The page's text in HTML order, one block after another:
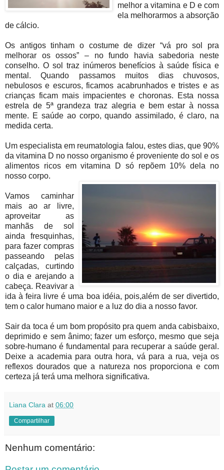
melhor a vitamina e D e com
ela melhorarmos a absorção
de cálcio.
Os antigos tinham o costume de dizer “vá pro sol pra
melhorar os ossos” – no fundo havia sabedoria neste
conselho. O sol traz inúmeros benefícios à saúde física e
mental. Quando passamos muitos dias chuvosos,
nebulosos e escuros, ficamos acabrunhados e tristes e as
crianças ficam mais impacientes e choronas. Esta nossa
estrela de 5ª grandeza traz alegria e bem estar à nossa
mente. E saúde ao corpo, quando assimilado, é claro, na
medida certa.
Um especialista em reumatologia falou, estes dias, que 90%
da vitamina D no nosso organismo é proveniente do sol e os
alimentos ricos em vitamina D só repõem 10% dela no
nosso corpo.
Vamos caminhar
mais ao ar livre,
aproveitar as
manhãs de sol
ainda fresquinhas,
para fazer compras
passeando pelas
calçadas, curtindo
o dia e arejando a
cabeça. Reavivar a
ida à feira livre é uma boa idéia, pois,além de ser divertido,
tem o calor humano maior e a luz do dia a nosso favor.
Sair da toca é um bom propósito pra quem anda cabisbaixo,
deprimido e sem ânimo; fazer um esforço, mesmo que seja
sobre-humano é fundamental para recuperar a saúde geral.
Deixe a academia para outra hora, vá para a rua, veja os
reflexos dourados que a natureza nos proporciona e com
certeza já terá uma melhora significativa.
Liana Clara at 06:00
Compartilhar
Nenhum comentário: